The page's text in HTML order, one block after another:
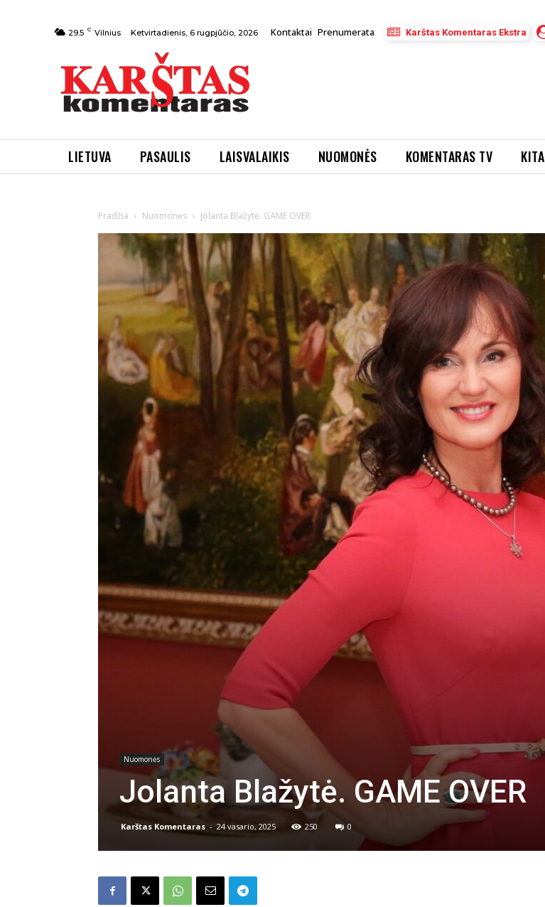
29.5 C Vilnius Ketvirtadienis, 6 rugpjūčio, 2026 Kontaktai Prenumerata Karštas Komentaras Ekstra
LIETUVA PASAULIS LAISVALAIKIS NUOMONĖS KOMENTARAS TV KITA
Pradžia Nuomonės Jolanta Blažytė. GAME OVER
Nuomonės
Jolanta Blažytė. GAME OVER
Karštas Komentaras - 24 vasario, 2025 250 0